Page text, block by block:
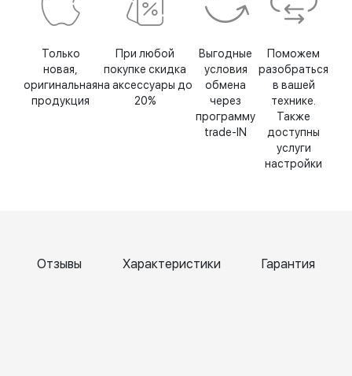
Только
новая,
оригинальная
продукция
При любой
покупке скидка
на аксессуары до
20%
Выгодные
условия
обмена
через
программу
trade-IN
Поможем
разобраться
в вашей
технике.
Также
доступны
услуги
настройки
Отзывы Характеристики Гарантия